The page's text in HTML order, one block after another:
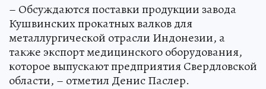
– Обсуждаются поставки продукции завода
Кушвинских прокатных валков для
металлургической отрасли Индонезии, а
также экспорт медицинского оборудования,
которое выпускают предприятия Свердловской
области, – отметил Денис Паслер.